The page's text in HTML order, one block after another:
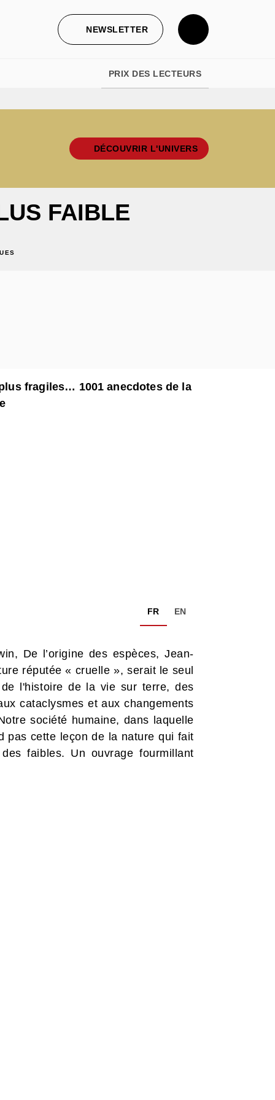
NEWSLETTER
PRIX DES LECTEURS
DÉCOUVRIR L'UNIVERS
FAIBLE
fragiles… 1001 anecdotes de la
FR EN
De l’origine des espèces, Jean-
réputée « cruelle », serait le seul
l'histoire de la vie sur terre, des
cataclysmes et aux changements
société humaine, dans laquelle
pas cette leçon de la nature qui fait
faibles. Un ouvrage fourmillant